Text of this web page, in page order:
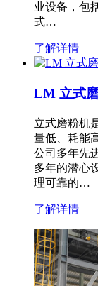
业设备，包
式…
了解详情
LM 立式
立式磨粉机
量低、耗能
公司多年先
多年的潜心
理可靠的…
了解详情